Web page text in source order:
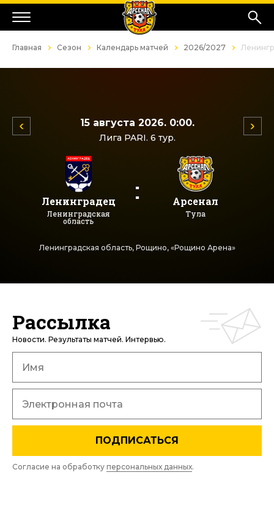
Главная Сезон Календарь матчей 2026/2027
15 августа 2026. 0:00.
Лига PARI. 6 тур.
Ленинградец
Ленинградская
область
: Арсенал
Тула
Ленинградская область, Рощино, «Рощино Арена»
Рассылка
Новости. Результаты матчей. Интервью.
ПОДПИСАТЬСЯ
Согласие на обработку персональных данных.